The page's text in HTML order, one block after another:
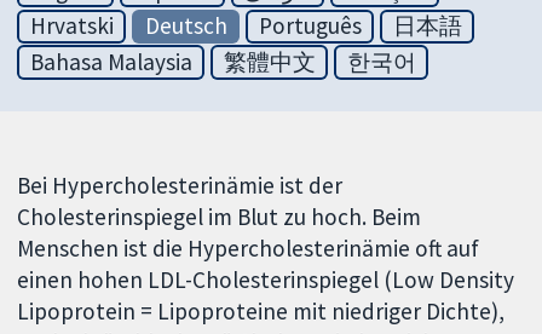
Hrvatski
Deutsch Português
日本語
Bahasa Malaysia
繁體中文 한국어
Bei Hypercholesterinämie ist der
Cholesterinspiegel im Blut zu hoch. Beim
Menschen ist die Hypercholesterinämie oft auf
einen hohen LDL-Cholesterinspiegel (Low Density
Lipoprotein = Lipoproteine mit niedriger Dichte),